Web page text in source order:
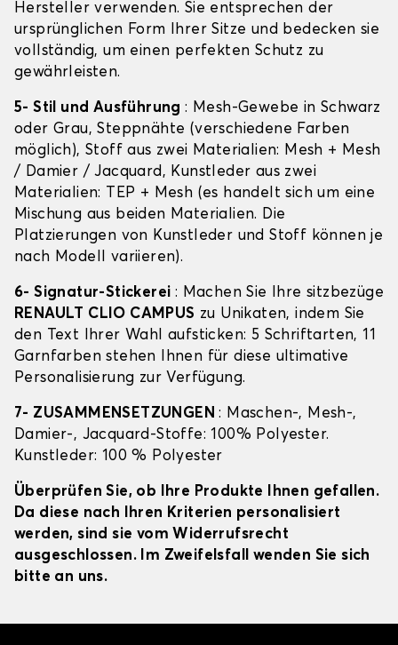
Hersteller verwenden. Sie entsprechen der
ursprünglichen Form Ihrer Sitze und bedecken sie
vollständig, um einen perfekten Schutz zu
gewährleisten.
5- Stil und Ausführung: Mesh-Gewebe in Schwarz
oder Grau, Steppnähte (verschiedene Farben
möglich), Stoff aus zwei Materialien: Mesh + Mesh
/ Damier / Jacquard, Kunstleder aus zwei
Materialien: TEP + Mesh (es handelt sich um eine
Mischung aus beiden Materialien. Die
Platzierungen von Kunstleder und Stoff können je
nach Modell variieren).
6- Signatur-Stickerei : Machen Sie Ihre sitzbezüge
RENAULT CLIO CAMPUS zu Unikaten, indem Sie
den Text Ihrer Wahl aufsticken: 5 Schriftarten, 11
Garnfarben stehen Ihnen für diese ultimative
Personalisierung zur Verfügung.
7- ZUSAMMENSETZUNGEN: Maschen-, Mesh-,
Damier-, Jacquard-Stoffe: 100% Polyester.
Kunstleder: 100 % Polyester
Überprüfen Sie, ob Ihre Produkte Ihnen gefallen.
Da diese nach Ihren Kriterien personalisiert
werden, sind sie vom Widerrufsrecht
ausgeschlossen. Im Zweifelsfall wenden Sie sich
bitte an uns.